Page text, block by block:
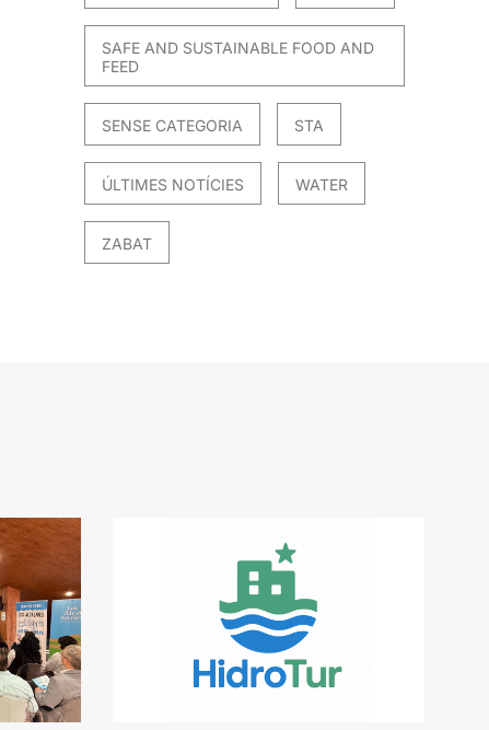
SAFE AND SUSTAINABLE FOOD AND
FEED
SENSE CATEGORIA STA
ÚLTIMES NOTÍCIES WATER
ZABAT